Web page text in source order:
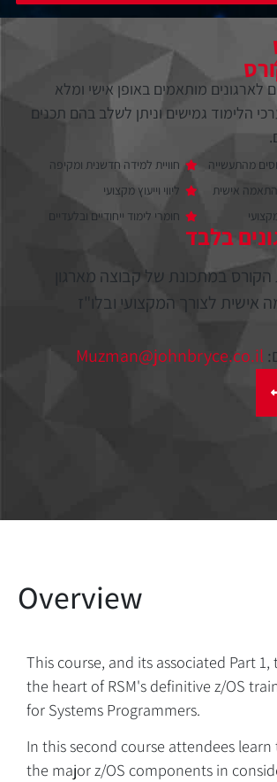
בלבד
הקורס במתכונת של קבוצה מארגון
לצורך המקצועי ובלו"ז
Muzman@johnbryce.co.il
לארגונים מותאמים באופן אישי ומלא
הלימוד גמישים וניתן לשלב בהם תכנים
מהתעשייה
אישית
חוויית למידה חדשנית ומקיפה
ליווי וייעוץ מקצועי
חומרי לימוד ייחודיים ובלעדיים
This course, and its associated Part
the heart of RSM's definitive z/OS
for Systems Programmers.
In this second course attendees
the major z/OS components in